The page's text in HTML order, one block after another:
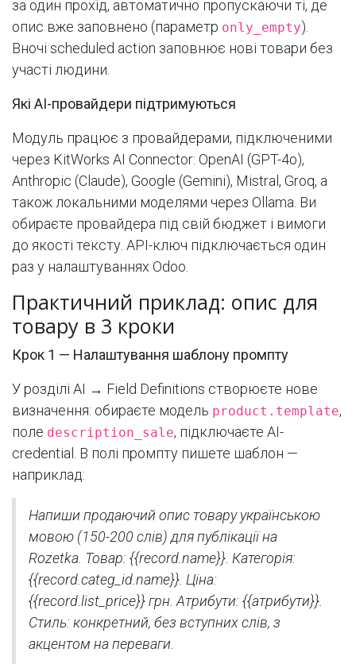
за один прохід, автоматично пропускаючи ті, де
опис вже заповнено (параметр only_empty).
Вночі scheduled action заповнює нові товари без
участі людини.
Які AI-провайдери підтримуються
Модуль працює з провайдерами, підключеними
через KitWorks AI Connector: OpenAI (GPT-4o),
Anthropic (Claude), Google (Gemini), Mistral, Groq, а
також локальними моделями через Ollama. Ви
обираєте провайдера під свій бюджет і вимоги
до якості тексту. API-ключ підключається один
раз у налаштуваннях Odoo.
Практичний приклад: опис для
товару в 3 кроки
Крок 1 — Налаштування шаблону промпту
У розділі AI → Field Definitions створюєте нове
визначення: обираєте модель product.template,
поле description_sale, підключаєте AI-
credential. В полі промпту пишете шаблон —
наприклад:
Напиши продаючий опис товару українською
мовою (150-200 слів) для публікації на
Rozetka. Товар: {{record.name}}. Категорія:
{{record.categ_id.name}}. Ціна:
{{record.list_price}} грн. Атрибути: {{атрибути}}.
Стиль: конкретний, без вступних слів, з
акцентом на переваги.